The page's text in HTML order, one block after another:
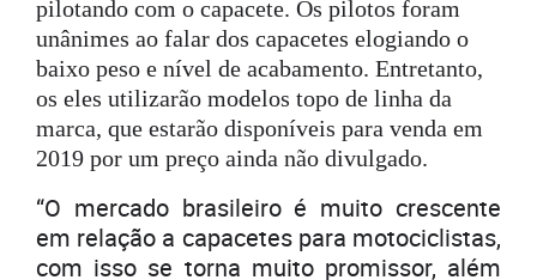
pilotando com o capacete. Os pilotos foram
unânimes ao falar dos capacetes elogiando o
baixo peso e nível de acabamento. Entretanto,
os eles utilizarão modelos topo de linha da
marca, que estarão disponíveis para venda em
2019 por um preço ainda não divulgado.
“O mercado brasileiro é muito crescente
em relação a capacetes para motociclistas,
com isso se torna muito promissor, além